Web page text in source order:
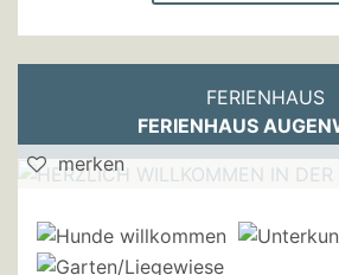
FERIENHAUS
FERIENHAUS
merken